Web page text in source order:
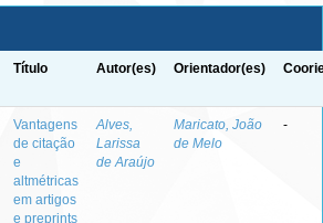
Título Autor(es) Orientador(es)
Vantagens
de citação
e
altmétricas
em artigos
e preprints
Alves,
Larissa
de Araújo
Maricato, João
de Melo
-